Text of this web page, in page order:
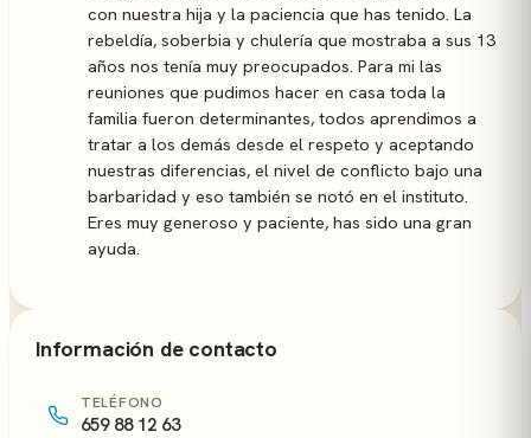
con nuestra hija y la paciencia que has tenido. La
rebeldía, soberbia y chulería que mostraba a sus 13
años nos tenía muy preocupados. Para mi las
reuniones que pudimos hacer en casa toda la
familia fueron determinantes, todos aprendimos a
tratar a los demás desde el respeto y aceptando
nuestras diferencias, el nivel de conflicto bajo una
barbaridad y eso también se notó en el instituto.
Eres muy generoso y paciente, has sido una gran
ayuda.
Información de contacto
TELÉFONO
659 88 12 63